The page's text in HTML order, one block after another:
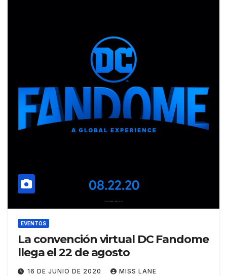
EVENTOS
La convención virtual DC Fandome
llega el 22 de agosto
16 DE JUNIO DE 2020 MISS LANE